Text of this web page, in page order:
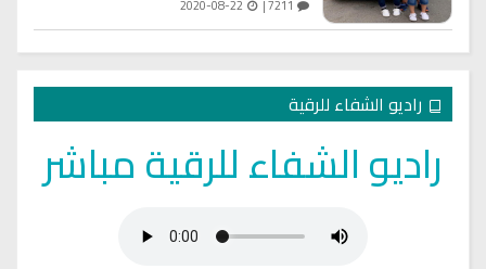
راديو الشفاء للرقية
راديو الشفاء للرقية مباشر